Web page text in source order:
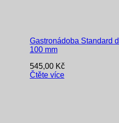
Gastronádoba Standard
100 mm
545,00 Kč
Čtěte více